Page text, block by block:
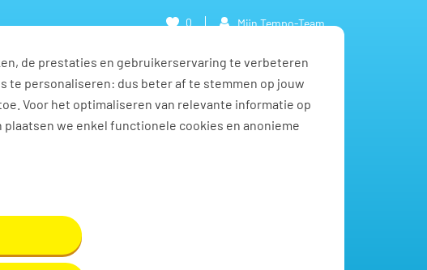
de prestaties en gebruikerservaring te verbeteren
te personaliseren: dus beter af te stemmen op jouw
Voor het optimaliseren van relevante informatie op
we enkel functionele cookies en anonieme
0 Mijn Tempo-Team